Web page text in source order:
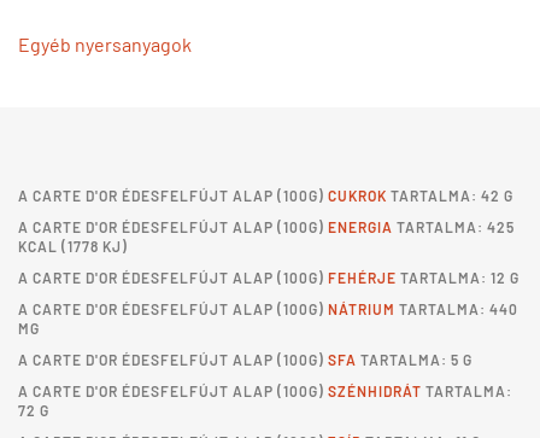
Egyéb nyersanyagok
A CARTE D'OR ÉDESFELFÚJT ALAP (100G) CUKROK TARTALMA: 42 G
A CARTE D'OR ÉDESFELFÚJT ALAP (100G) ENERGIA TARTALMA: 425
KCAL (1778 KJ)
A CARTE D'OR ÉDESFELFÚJT ALAP (100G) FEHÉRJE TARTALMA: 12 G
A CARTE D'OR ÉDESFELFÚJT ALAP (100G) NÁTRIUM TARTALMA: 440
MG
A CARTE D'OR ÉDESFELFÚJT ALAP (100G) SFA TARTALMA: 5 G
A CARTE D'OR ÉDESFELFÚJT ALAP (100G) SZÉNHIDRÁT TARTALMA:
72 G